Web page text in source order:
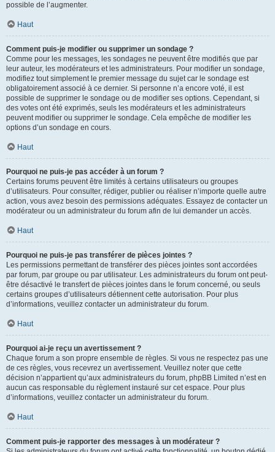
possible de l’augmenter.
Haut
Comment puis-je modifier ou supprimer un sondage ?
Comme pour les messages, les sondages ne peuvent être modifiés que par
leur auteur, les modérateurs et les administrateurs. Pour modifier un sondage,
modifiez tout simplement le premier message du sujet car le sondage est
obligatoirement associé à ce dernier. Si personne n’a encore voté, il est
possible de supprimer le sondage ou de modifier ses options. Cependant, si
des votes ont été exprimés, seuls les modérateurs et les administrateurs
peuvent modifier ou supprimer le sondage. Cela empêche de modifier les
options d’un sondage en cours.
Haut
Pourquoi ne puis-je pas accéder à un forum ?
Certains forums peuvent être limités à certains utilisateurs ou groupes
d’utilisateurs. Pour consulter, rédiger, publier ou réaliser n’importe quelle autre
action, vous avez besoin des permissions adéquates. Essayez de contacter un
modérateur ou un administrateur du forum afin de lui demander un accès.
Haut
Pourquoi ne puis-je pas transférer de pièces jointes ?
Les permissions permettant de transférer des pièces jointes sont accordées
par forum, par groupe ou par utilisateur. Les administrateurs du forum ont peut-
être désactivé le transfert de pièces jointes dans le forum concerné, ou seuls
certains groupes d’utilisateurs détiennent cette autorisation. Pour plus
d’informations, veuillez contacter un administrateur du forum.
Haut
Pourquoi ai-je reçu un avertissement ?
Chaque forum a son propre ensemble de règles. Si vous ne respectez pas une
de ces règles, vous recevrez un avertissement. Veuillez noter que cette
décision n’appartient qu’aux administrateurs du forum, phpBB Limited n’est en
aucun cas responsable du règlement instauré sur cet espace. Pour plus
d’informations, veuillez contacter un administrateur du forum.
Haut
Comment puis-je rapporter des messages à un modérateur ?